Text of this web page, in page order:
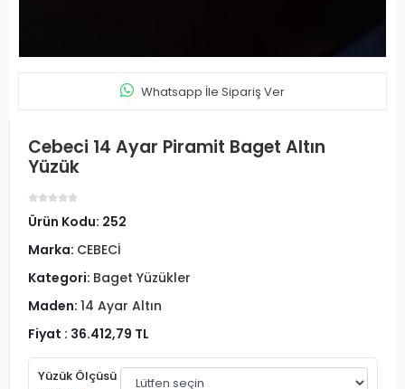
Whatsapp İle Sipariş Ver
Cebeci 14 Ayar Piramit Baget Altın
Yüzük
Ürün Kodu: 252
Marka: CEBECİ
Kategori: Baget Yüzükler
Maden: 14 Ayar Altın
Fiyat : 36.412,79 TL
Yüzük Ölçüsü